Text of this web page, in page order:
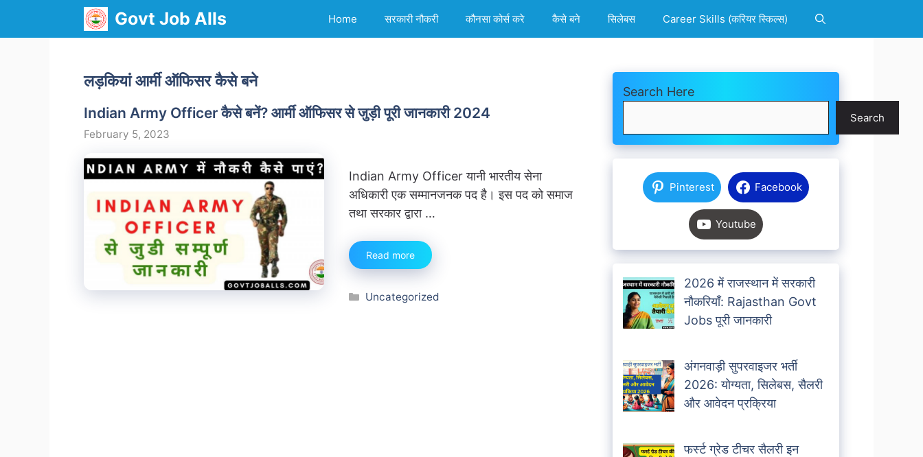
Govt Job Alls Home सरकारी नौकरी कौनसा कोर्स करे कैसे बने सिलेबस Career Skills (करियर स्किल्स)
लड़कियां आर्मी ऑफिसर कैसे बने
Indian Army Officer कैसे बनें? आर्मी ऑफिसर से जुड़ी पूरी जानकारी 2024
February 5, 2023
Indian Army Officer यानी भारतीय सेना
अधिकारी एक सम्मानजनक पद है। इस पद को समाज
तथा सरकार द्वारा …
Read more
Categories
Uncategorized
Search Here
Search
Pinterest Facebook
Youtube
2026 में राजस्थान में सरकारी
नौकरियाँ: Rajasthan Govt
Jobs पूरी जानकारी
अंगनवाड़ी सुपरवाइजर भर्ती
2026: योग्यता, सिलेबस, सैलरी
और आवेदन प्रक्रिया
फर्स्ट ग्रेड टीचर सैलरी इन